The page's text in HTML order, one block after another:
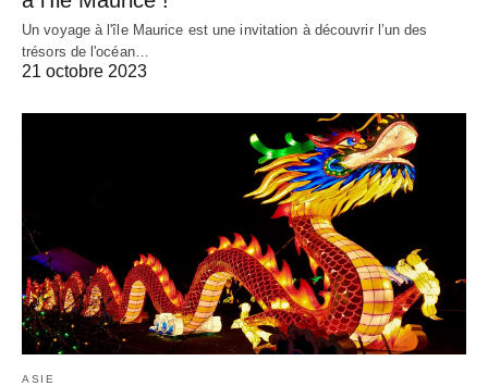
Un voyage à l'île Maurice est une invitation à découvrir l’un des
trésors de l'océan…
21 octobre 2023
ASIE